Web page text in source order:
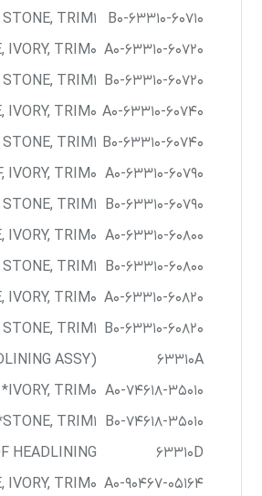
63310-60710-B0
TRIM1*
63310-60720-A0
IVORY, TRIM0*
63310-60720-B0
TRIM1*
63310-60740-A0
TRIM0*
63310-60740-B0
TRIM1*
63310-60790-A0
TRIM0*
63310-60790-B0
TRIM1*
63310-60800-A0
TRIM0*
63310-60800-B0
TRIM1*
63310-60820-A0
TRIM0*
63310-60820-B0
TRIM1*
63310A
ASSY)
74618-35010-A0
IVORY, TRIM0*
74618-35010-B0
STONE, TRIM1*
63310D
HEADLINING
90467-05164-A0
IVORY, TRIM0*